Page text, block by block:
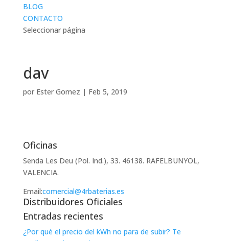
BLOG
CONTACTO
Seleccionar página
dav
por Ester Gomez | Feb 5, 2019
Oficinas
Senda Les Deu (Pol. Ind.), 33. 46138. RAFELBUNYOL,
VALENCIA.
Email:comercial@4rbaterias.es
Distribuidores Oficiales
Entradas recientes
¿Por qué el precio del kWh no para de subir? Te